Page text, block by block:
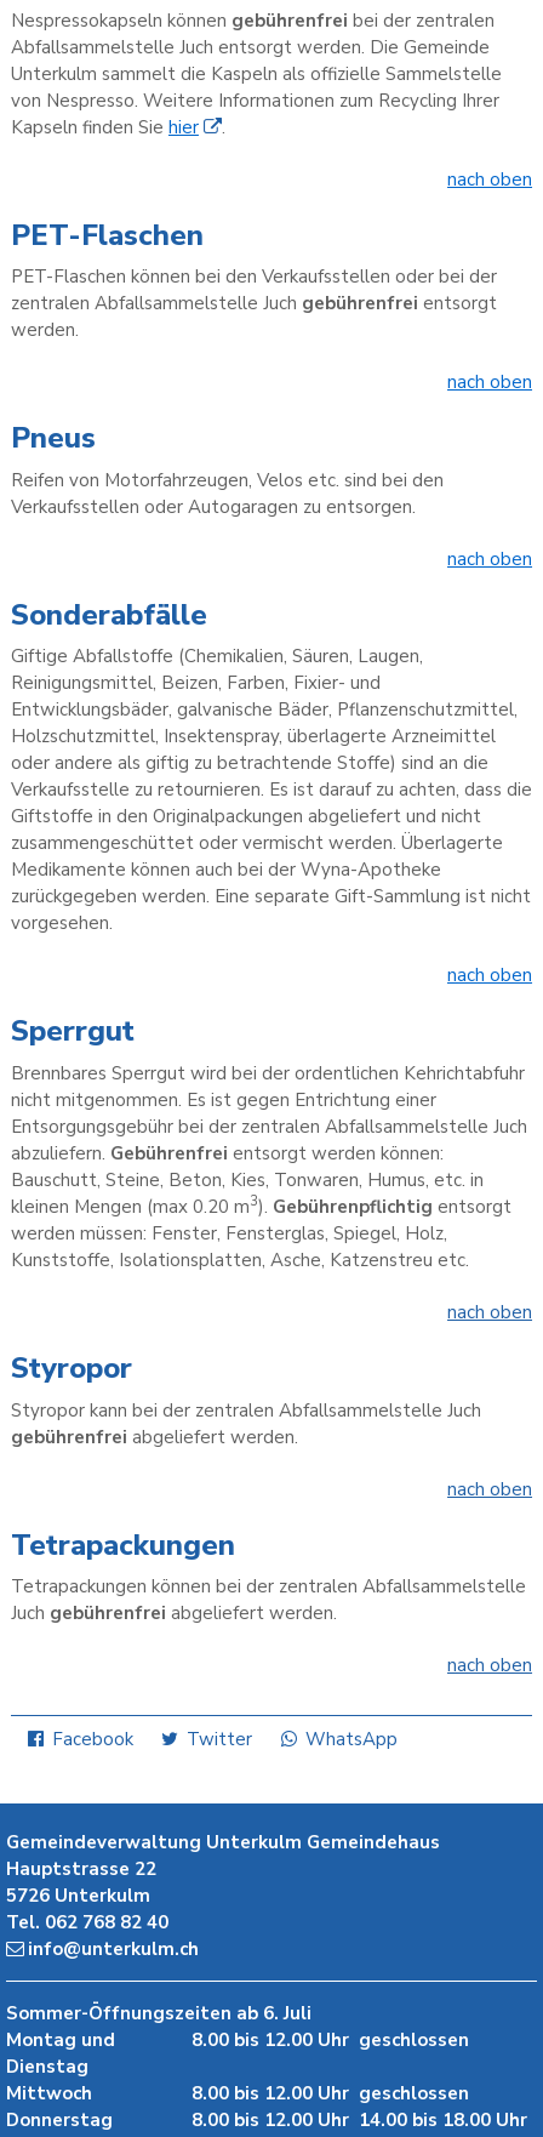
Nespressokapseln können gebührenfrei bei der zentralen
Abfallsammelstelle Juch entsorgt werden. Die Gemeinde
Unterkulm sammelt die Kaspeln als offizielle Sammelstelle
von Nespresso. Weitere Informationen zum Recycling Ihrer
Kapseln finden Sie hier .
nach oben
PET-Flaschen
PET-Flaschen können bei den Verkaufsstellen oder bei der
zentralen Abfallsammelstelle Juch gebührenfrei entsorgt
werden.
nach oben
Pneus
Reifen von Motorfahrzeugen, Velos etc. sind bei den
Verkaufsstellen oder Autogaragen zu entsorgen.
nach oben
Sonderabfälle
Giftige Abfallstoffe (Chemikalien, Säuren, Laugen,
Reinigungsmittel, Beizen, Farben, Fixier- und
Entwicklungsbäder, galvanische Bäder, Pflanzenschutzmittel,
Holzschutzmittel, Insektenspray, überlagerte Arzneimittel
oder andere als giftig zu betrachtende Stoffe) sind an die
Verkaufsstelle zu retournieren. Es ist darauf zu achten, dass die
Giftstoffe in den Originalpackungen abgeliefert und nicht
zusammengeschüttet oder vermischt werden. Überlagerte
Medikamente können auch bei der Wyna-Apotheke
zurückgegeben werden. Eine separate Gift-Sammlung ist nicht
vorgesehen.
nach oben
Sperrgut
Brennbares Sperrgut wird bei der ordentlichen Kehrichtabfuhr
nicht mitgenommen. Es ist gegen Entrichtung einer
Entsorgungsgebühr bei der zentralen Abfallsammelstelle Juch
abzuliefern. Gebührenfrei entsorgt werden können:
Bauschutt, Steine, Beton, Kies, Tonwaren, Humus, etc. in
kleinen Mengen (max 0.20 m3). Gebührenpflichtig entsorgt
werden müssen: Fenster, Fensterglas, Spiegel, Holz,
Kunststoffe, Isolationsplatten, Asche, Katzenstreu etc.
nach oben
Styropor
Styropor kann bei der zentralen Abfallsammelstelle Juch
gebührenfrei abgeliefert werden.
nach oben
Tetrapackungen
Tetrapackungen können bei der zentralen Abfallsammelstelle
Juch gebührenfrei abgeliefert werden.
nach oben
Facebook Twitter WhatsApp
Gemeindeverwaltung Unterkulm Gemeindehaus
Hauptstrasse 22
5726 Unterkulm
Tel. 062 768 82 40
info@unterkulm.ch
Sommer-Öffnungszeiten ab 6. Juli
Montag und
Dienstag
8.00 bis 12.00 Uhr geschlossen
Mittwoch 8.00 bis 12.00 Uhr geschlossen
Donnerstag
8.00 bis 12.00 Uhr 14.00 bis 18.00 Uhr